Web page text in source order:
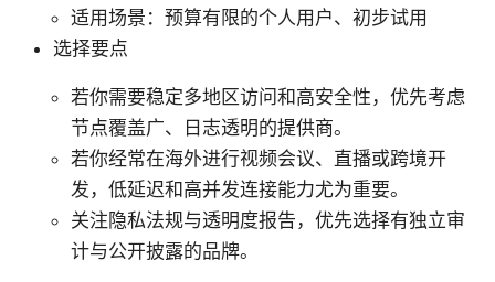
适用场景：预算有限的个人用户、初步试用
选择要点
若你需要稳定多地区访问和高安全性，优先考虑
节点覆盖广、日志透明的提供商。
若你经常在海外进行视频会议、直播或跨境开
发，低延迟和高并发连接能力尤为重要。
关注隐私法规与透明度报告，优先选择有独立审
计与公开披露的品牌。